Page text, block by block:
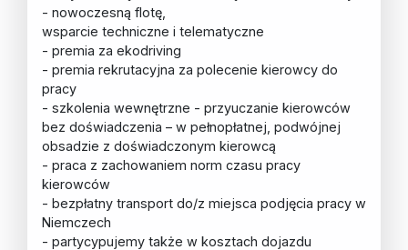
- nowoczesną flotę,
wsparcie techniczne i telematyczne
- premia za ekodriving
- premia rekrutacyjna za polecenie kierowcy do
pracy
- szkolenia wewnętrzne - przyuczanie kierowców
bez doświadczenia – w pełnopłatnej, podwójnej
obsadzie z doświadczonym kierowcą
- praca z zachowaniem norm czasu pracy
kierowców
- bezpłatny transport do/z miejsca podjęcia pracy w
Niemczech
- partycypujemy także w kosztach dojazdu